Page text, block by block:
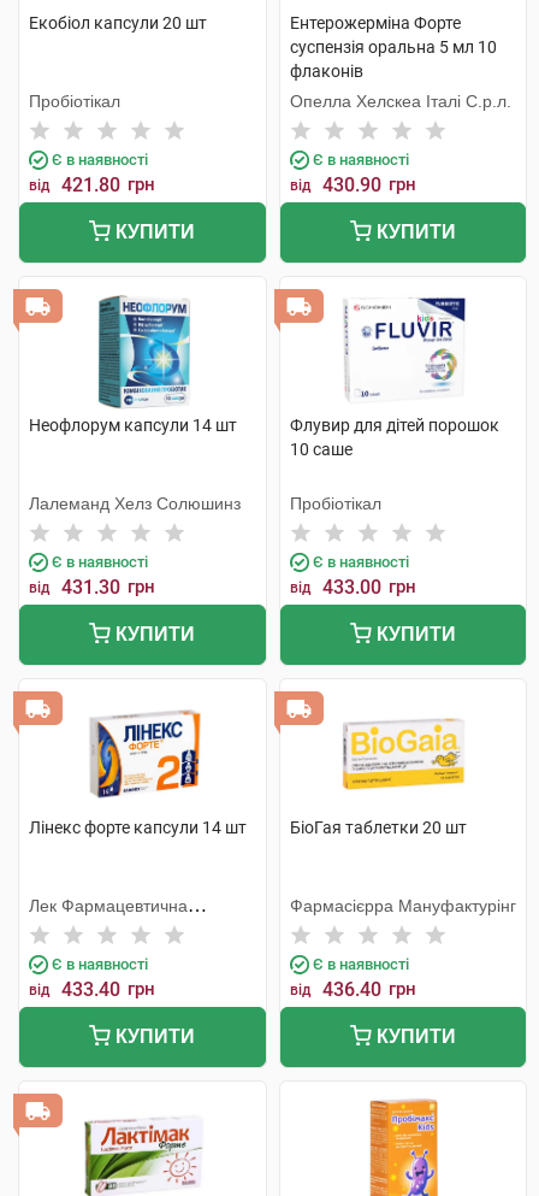
Екобіол капсули 20 шт
Пробіотікал
Є в наявності
від 421.80 грн
КУПИТИ
Ентерожерміна Форте
суспензія оральна 5 мл 10
флаконів
Опелла Хелскеа Італі С.р.л.
Є в наявності
від 430.90 грн
КУПИТИ
Неофлорум капсули 14 шт
Лалеманд Хелз Солюшинз
Є в наявності
від 431.30 грн
КУПИТИ
Флувир для дітей порошок
10 саше
Пробіотікал
Є в наявності
від 433.00 грн
КУПИТИ
Лінекс форте капсули 14 шт
Лек Фармацевтична
компанія
Є в наявності
від 433.40 грн
КУПИТИ
БіоГая таблетки 20 шт
Фармасієрра Мануфактурінг
Є в наявності
від 436.40 грн
КУПИТИ